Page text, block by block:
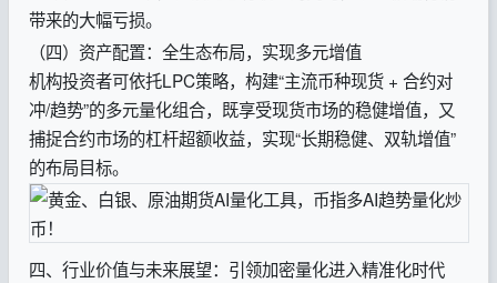
带来的大幅亏损。
（四）资产配置：全生态布局，实现多元增值
机构投资者可依托LPC策略，构建“主流币种现货 + 合约对
冲/趋势”的多元量化组合，既享受现货市场的稳健增值，又
捕捉合约市场的杠杆超额收益，实现“长期稳健、双轨增值”
的布局目标。
四、行业价值与未来展望：引领加密量化进入精准化时代